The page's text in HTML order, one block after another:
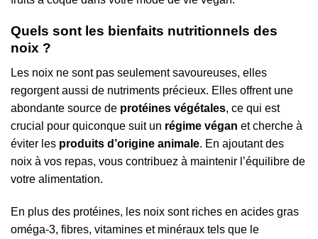
Quels sont les bienfaits nutritionnels des
noix ?
Les noix ne sont pas seulement savoureuses, elles
regorgent aussi de nutriments précieux. Elles offrent une
abondante source de protéines végétales, ce qui est
crucial pour quiconque suit un régime végan et cherche à
éviter les produits d’origine animale. En ajoutant des
noix à vos repas, vous contribuez à maintenir l’équilibre de
votre alimentation.
En plus des protéines, les noix sont riches en acides gras
oméga-3, fibres, vitamines et minéraux tels que le